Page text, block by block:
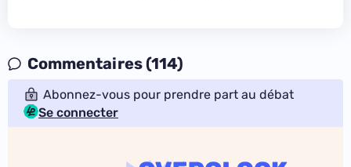
Commentaires (114)
Abonnez-vous pour prendre part au débat
Se connecter